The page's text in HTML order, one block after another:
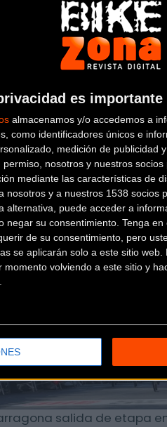
es
almacenamos y/o accedemos a
como identificadores únicos e
medición de publicidad
permiso, nosotros y nuestros
mediante las características de
nosotros y a nuestros 1538 socios
alternativa, puede acceder a
negar su consentimiento. Tenga en
de su consentimiento, pero
se aplicarán solo a este sitio
volviendo a este sitio y
Ciclista a Catalunya 2020
Bagües llega al Caja
salida de etapa